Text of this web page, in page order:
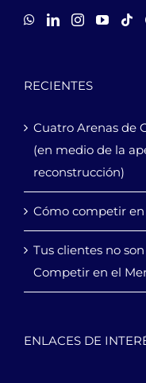
RECIENTES
Cuatro Arenas de
(en medio de la
reconstrucción)
Cómo competir
Tus clientes no
Competir en el
ENLACES DE